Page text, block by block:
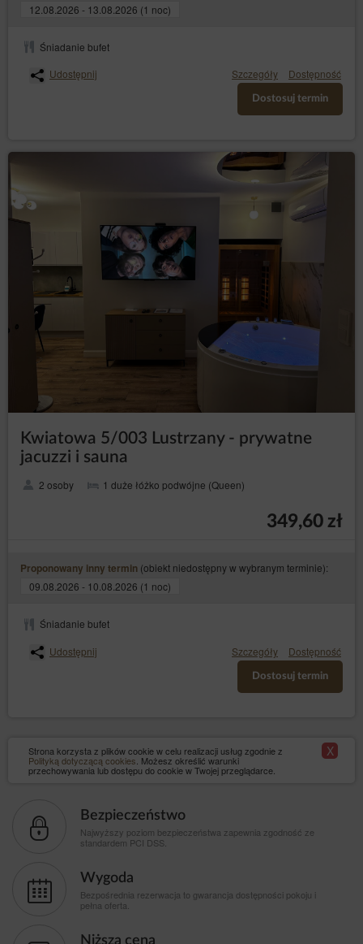
12.08.2026 - 13.08.2026 (1 noc)
Śniadanie bufet
Udostępnij
Szczegóły Dostępność
Dostosuj termin
Kwiatowa 5/003 Lustrzany - prywatne
jacuzzi i sauna
2 osoby 1 duże łóżko podwójne (Queen)
349,60 zł
Proponowany inny termin (obiekt niedostępny w wybranym terminie):
09.08.2026 - 10.08.2026 (1 noc)
Śniadanie bufet
Udostępnij
Szczegóły Dostępność
Dostosuj termin
Strona korzysta z plików cookie w celu realizacji usług zgodnie z
Polityką dotyczącą cookies . Możesz określić warunki
przechowywania lub dostępu do cookie w Twojej przeglądarce.
X
Bezpieczeństwo
Najwyższy poziom bezpieczeństwa zapewnia zgodność ze
standardem PCI DSS.
Wygoda
Bezpośrednia rezerwacja to gwarancja dostępności pokoju i
pełna oferta.
Niższa cena